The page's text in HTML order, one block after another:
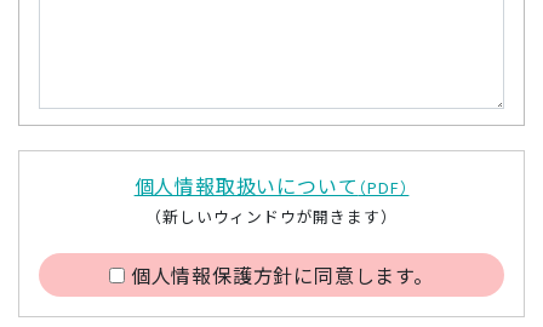
個人情報取扱いについて （PDF）
（新しいウィンドウが開きます）
個人情報保護方針に同意します。